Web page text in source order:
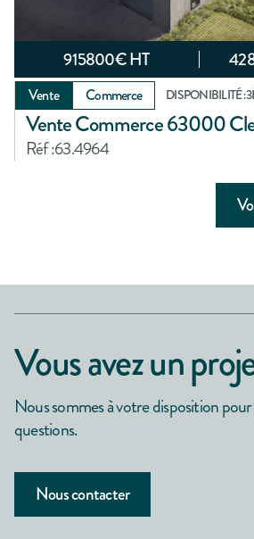
915800€ HT
Vente Commerce DISPONIBILITÉ :
Vente Commerce 63000
Réf :63.4964
Vous avez un
Nous sommes à votre disposition
questions.
Nous contacter